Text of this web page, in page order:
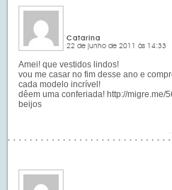
Catarina
22 de junho de 2011 às 14:33
Amei! que vestidos lindos!
vou me casar no fim desse ano e
cada modelo incrível!
dêem uma conferiada! http://migre.me/
beijos